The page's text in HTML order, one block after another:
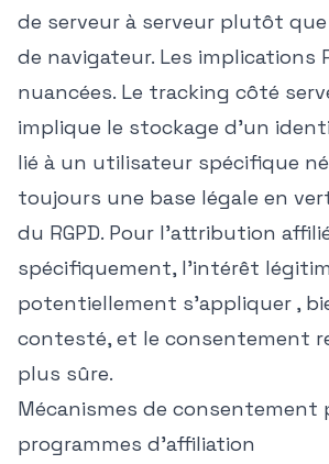
de serveur à serveur plutôt
de navigateur. Les implications
nuancées. Le tracking côté
implique le stockage d'un
lié à un utilisateur spécifique
toujours une base légale en
du RGPD. Pour l'attribution
spécifiquement, l'intérêt
potentiellement s'appliquer ,
contesté, et le consentement
plus sûre.
Mécanismes de consentement
programmes d'affiliation